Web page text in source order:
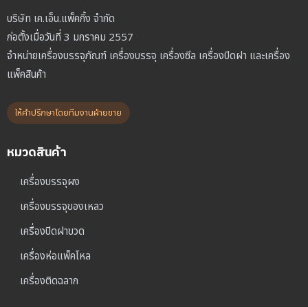
บริษัท เค.เอ็น.แพ็คกิ้ง จำกัด
ก่อตั้งเมื่อวันที่ 3 มกราคม 2557
จำหน่ายเครื่องบรรจุภัณฑ์ เครื่องบรรจุ เครื่องซีล เครื่องปิดฝา และเครื่อง
แพ็คสินค้า
ให้คำปรึกษาโดยทีมงานฝ่ายขาย
หมวดสินค้า
เครื่องบรรจุผง
เครื่องบรรจุของเหลว
เครื่องปิดฝาขวด
เครื่องห่อแพ็คโหล
เครื่องติดฉลาก